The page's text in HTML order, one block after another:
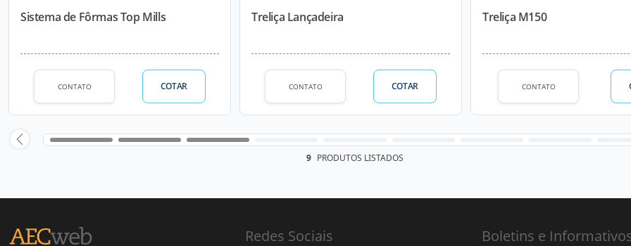
Sistema de Fôrmas Top Mills
CONTATO COTAR
Treliça Lançadeira
CONTATO COTAR
Treliça M150
CONTATO
9 PRODUTOS LISTADOS
Redes Sociais Boletins e